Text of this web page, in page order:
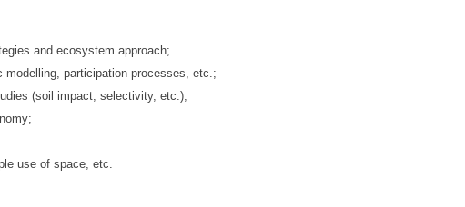
and ecosystem approach;
participation processes, etc.;
(soil impact, selectivity, etc.);
use of space, etc.